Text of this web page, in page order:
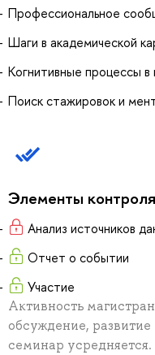
Профессиональное
Шаги в академической
Когнитивные процессы в
Поиск стажировок и
Элементы контроля
Анализ источников
Отчет о событии
Участие
Активность
обсуждение,
семинар усредняется.